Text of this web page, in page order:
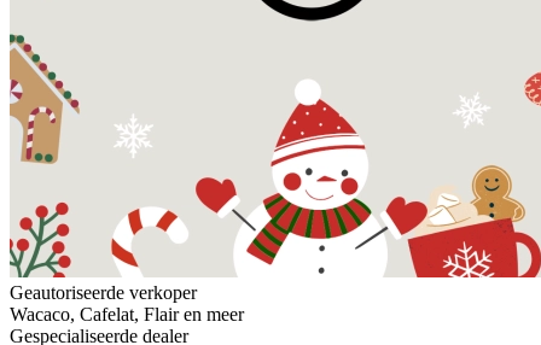
Geautoriseerde verkoper
Wacaco, Cafelat, Flair en meer
Gespecialiseerde dealer